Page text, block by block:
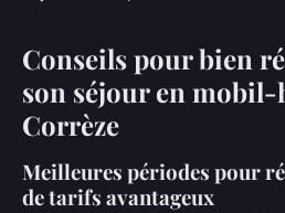
Conseils pour bien
son séjour en mobil-
Corrèze
Meilleures périodes pour
de tarifs avantageux